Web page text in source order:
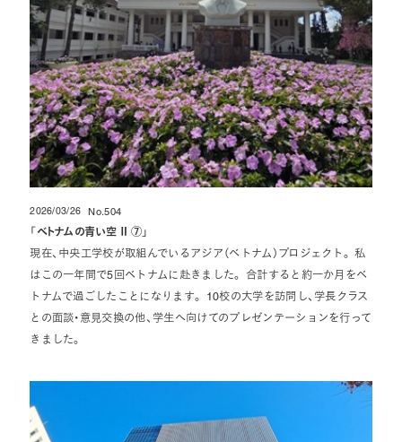
「 ベトナムの青い空 Ⅱ ⑦ 」
現在、中央工学校が取組んでいるアジア（ベトナム）プロジェクト。 私
はこの一年間で5回ベトナムに赴きました。 合計すると約一か月をベ
トナムで過ごしたことになります。 10校の大学を訪問し、学長クラス
との面談・意見交換の他、学生へ向けてのプレゼンテーションを行って
きました。
2026/03/26 No.504